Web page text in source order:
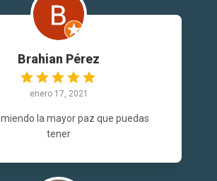
Brahian Pérez
enero 17, 2021
la mayor paz que puedas
tener